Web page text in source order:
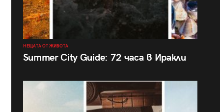
НЕЩАТА ОТ ЖИВОТА
Summer City Guide: 72 часа в Иракли